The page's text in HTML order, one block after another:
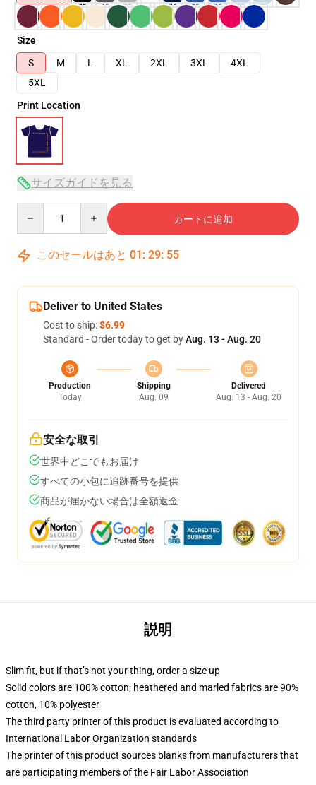
Size
S
M L XL 2XL 3XL
4XL
5XL
Print Location
サイズガイドを見る
カートに追加
このセールはあと 01 : 29: 54
Deliver to United States
Cost to ship:$6.99
Standard - Order today to get byAug. 13 - Aug. 20
Production
Today
Shipping
Aug. 09
Delivered
Aug. 13 - Aug. 20
安全な取引
世界中どこでもお届け
すべての小包に追跡番号を提供
商品が届かない場合は全額返金
説明
Slim fit, but if that’s not your thing, order a size up
Solid colors are 100% cotton; heathered and marled fabrics are 90%
cotton, 10% polyester
The third party printer of this product is evaluated according to
International Labor Organization standards
The printer of this product sources blanks from manufacturers that
are participating members of the Fair Labor Association